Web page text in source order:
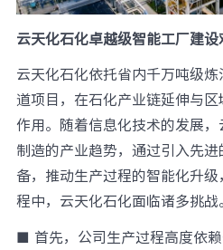
云天化石化卓越级智能工厂建
云天化石化依托省内千万吨级
道项目，在石化产业链延伸与
作用。随着信息化技术的发展
制造的产业趋势，通过引入先
备，推动生产过程的智能化升
程中，云天化石化面临诸多挑战。
■ 首先，公司生产过程高度依